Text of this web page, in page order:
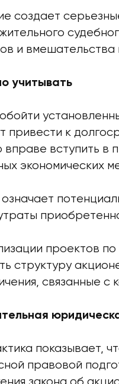
создает
и вмешательства
учитывать
привести к
вправе вступить в
экономических
проектов
структуру
связанные с
показывает,
правовой